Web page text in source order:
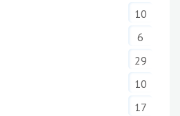
10
6
29
10
17